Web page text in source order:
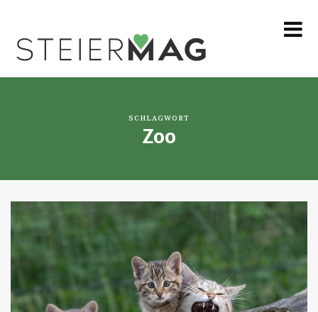
SCHLAGWORT
Zoo